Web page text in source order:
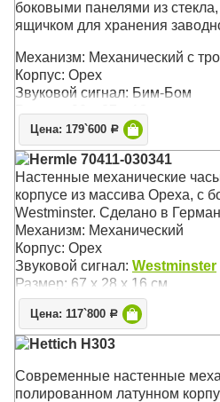
боковыми панелями из
ящичком для хранения
Механизм: Механический с
Корпус: Орех
Звуковой сигнал: Бим-Бом
Размер: 90 х 27 х 13 см
Цена: 179`600 Р
Hermle 70411-030341
Настенные механические
корпусе из массива Ореха, c
Westminster. Сделано в
Механизм: Механический
Корпус: Орех
Звуковой сигнал: Westminster
Размер: 67 х 28 х 16 см
Цена: 117`800 Р
Hettich H303
Современные настенные
полированном латунном